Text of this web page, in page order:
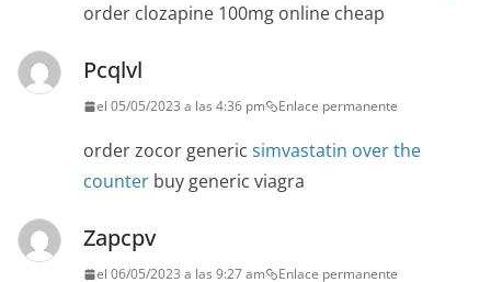
order clozapine 100mg online cheap
Pcqlvl
el 05/05/2023 a las 4:36 pm Enlace permanente
order zocor generic simvastatin over the
counter buy generic viagra
Zapcpv
el 06/05/2023 a las 9:27 am Enlace permanente